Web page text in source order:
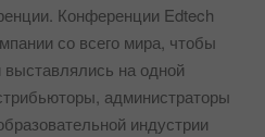
Конференции Edtech
со всего мира, чтобы
на одной
администраторы
индустрии